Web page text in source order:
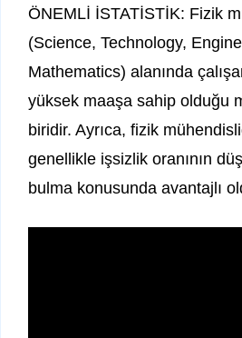
ÖNEMLİ İSTATİSTİK: Fizik
(Science, Technology,
Mathematics) alanında
yüksek maaşa sahip olduğu
biridir. Ayrıca, fizik
genellikle işsizlik oranının
bulma konusunda avantajlı